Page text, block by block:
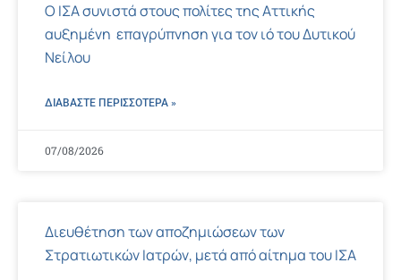
Ο ΙΣΑ συνιστά στους πολίτες της Αττικής
αυξημένη επαγρύπνηση για τον ιό του Δυτικού
Νείλου
ΔΙΑΒΑΣΤΕ ΠΕΡΙΣΣΌΤΕΡΑ »
07/08/2026
Διευθέτηση των αποζημιώσεων των
Στρατιωτικών Ιατρών, μετά από αίτημα του ΙΣΑ